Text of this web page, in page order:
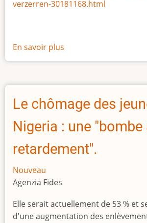
verzerren-30181168.html
En savoir plus
La
taille
l'Afrique
Le chômage des
Nigeria : une "bombe
retardement".
Nouveau
Agenzia Fides
Elle serait actuellement de 53 % et
d'une augmentation des